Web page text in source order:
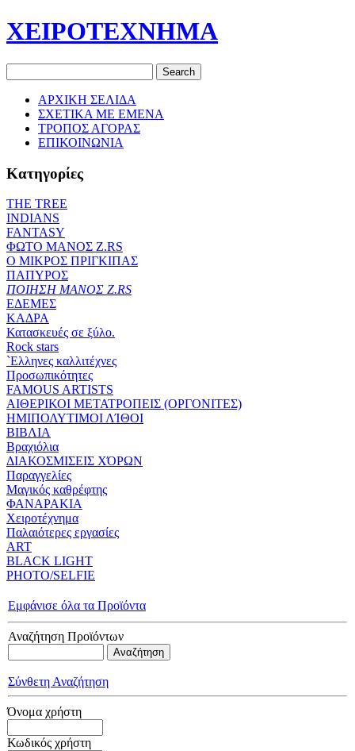
ΧΕΙΡΟΤΕΧΝΗΜΑ
ΑΡΧΙΚΗ ΣΕΛΙΔΑ
ΣΧΕΤΙΚΑ ΜΕ ΕΜΕΝΑ
ΤΡΟΠΟΣ ΑΓΟΡΑΣ
ΕΠΙΚΟΙΝΩΝΙΑ
Κατηγορίες
THE TREE
ΙΝDIANS
FANTASY
ΦΩΤΟ ΜΑΝΟΣ Ζ.RS
O ΜΙΚΡΟΣ ΠΡΙΓΚΙΠΑΣ
ΠΑΠΥΡΟΣ
ΠΟΙΗΣΗ ΜΑΝΟΣ Ζ.RS
ΕΔΕΜΕΣ
ΚΑΔΡΑ
Κατασκευές σε ξύλο.
Rock stars
`Eλληνες καλλιτέχνες
Προσωπικότητες
FAMOUS ARTISTS
ΑΙΘΕΡΙΚΟΙ ΜΕΤΑΤΡΟΠΕΙΣ (ΟΡΓΟΝΙΤΕΣ)
ΗΜΙΠΟΛΥΤΙΜΟΙ ΛΊΘΟΙ
ΒΙΒΛΙΑ
Βραχιόλια
ΔΙΑΚΟΣΜΙΣΕΙΣ ΧΌΡΩΝ
Παραγγελίες
Μαγικός καθρέφτης
ΦΑΝΑΡΑΚΙΑ
Xειροτέχνημα
Παλαιότερες εργασίες
ART
BLACK LIGHT
PHOTO/SELFIE
Εμφάνισε όλα τα Προϊόντα
Αναζήτηση Προϊόντων
Σύνθετη Αναζήτηση
Όνομα χρήστη
Κωδικός χρήστη